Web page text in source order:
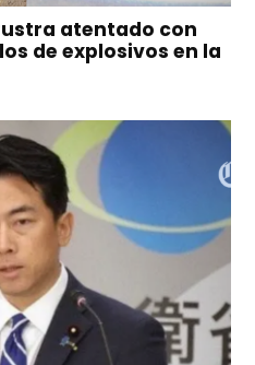
atentado con
de explosivos en la